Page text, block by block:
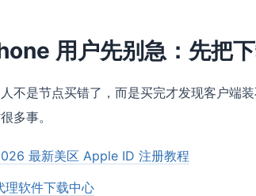
用户先别急：先把
不是节点买错了，而是买完才发现客户端
多事。
最新美区 Apple ID 注册教程
理软件下载中心